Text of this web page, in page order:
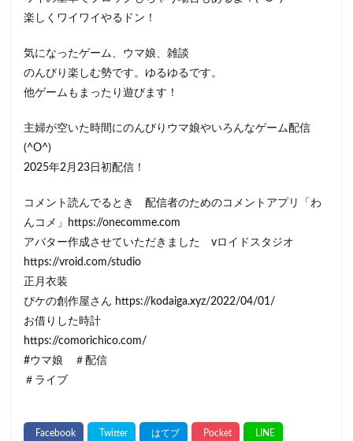
楽しくワイワイやるドン！
気になったゲーム、ウマ娘、雑談
のんびり楽しむ勢です。ゆるゆるです。
他ゲームもまったり遊びます！
主婦が空いた時間にのんびりウマ娘やいろんなゲーム配信
(^O^)
2025年2月23日初配信！
コメント読んでるとき 配信者のためのコメントアプリ「わ
んコメ」https://onecomme.com
アバター作成させていただきました vロイドスタジオ
https://vroid.com/studio
正月衣装
ぴケの創作屋さん https://kodaiga.xyz/2022/04/01/
お借りした時計
https://comorichico.com/
#ウマ娘 ＃配信
＃ライブ